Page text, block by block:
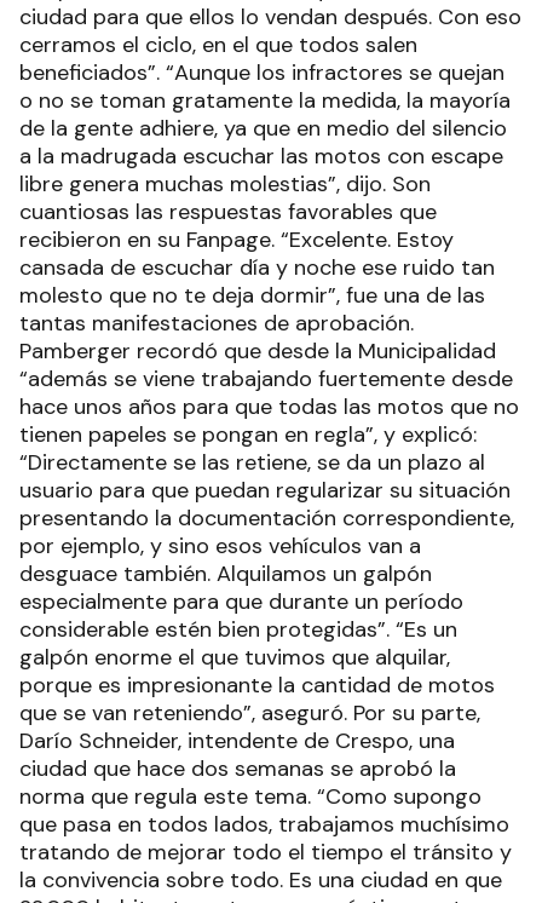
ciudad para que ellos lo vendan después. Con eso
cerramos el ciclo, en el que todos salen
beneficiados”. “Aunque los infractores se quejan
o no se toman gratamente la medida, la mayoría
de la gente adhiere, ya que en medio del silencio
a la madrugada escuchar las motos con escape
libre genera muchas molestias”, dijo. Son
cuantiosas las respuestas favorables que
recibieron en su Fanpage. “Excelente. Estoy
cansada de escuchar día y noche ese ruido tan
molesto que no te deja dormir”, fue una de las
tantas manifestaciones de aprobación.
Pamberger recordó que desde la Municipalidad
“además se viene trabajando fuertemente desde
hace unos años para que todas las motos que no
tienen papeles se pongan en regla”, y explicó:
“Directamente se las retiene, se da un plazo al
usuario para que puedan regularizar su situación
presentando la documentación correspondiente,
por ejemplo, y sino esos vehículos van a
desguace también. Alquilamos un galpón
especialmente para que durante un período
considerable estén bien protegidas”. “Es un
galpón enorme el que tuvimos que alquilar,
porque es impresionante la cantidad de motos
que se van reteniendo”, aseguró. Por su parte,
Darío Schneider, intendente de Crespo, una
ciudad que hace dos semanas se aprobó la
norma que regula este tema. “Como supongo
que pasa en todos lados, trabajamos muchísimo
tratando de mejorar todo el tiempo el tránsito y
la convivencia sobre todo. Es una ciudad en que